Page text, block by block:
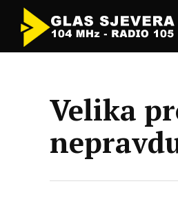
Velika